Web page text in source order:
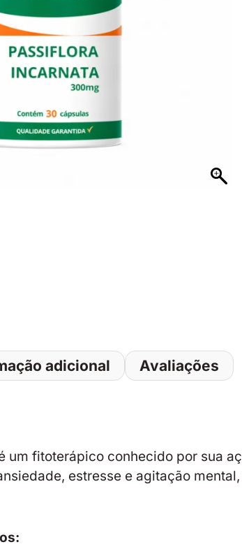
adicional Avaliações
um fitoterápico conhecido por sua
estresse e agitação